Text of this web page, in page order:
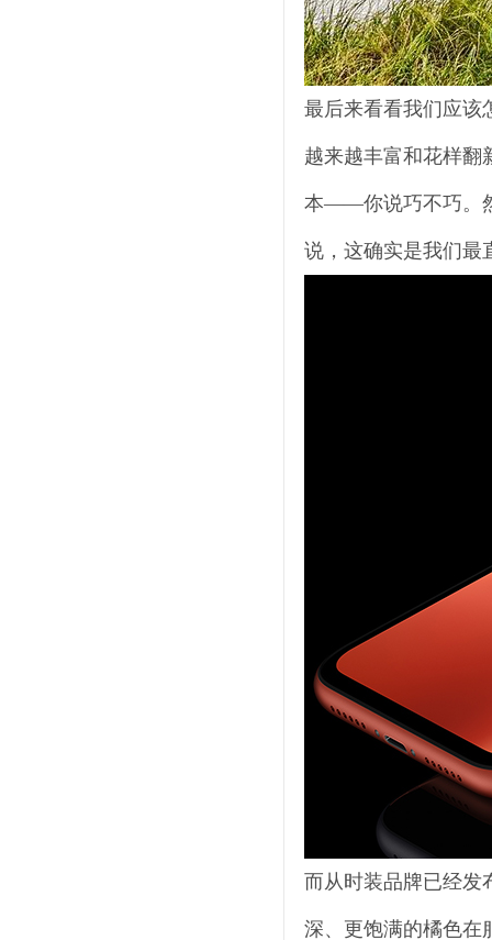
最后来看看我们应该
越来越丰富和花样翻
本——你说巧不巧。
说，这确实是我们最
而从时装品牌已经发
深、更饱满的橘色在